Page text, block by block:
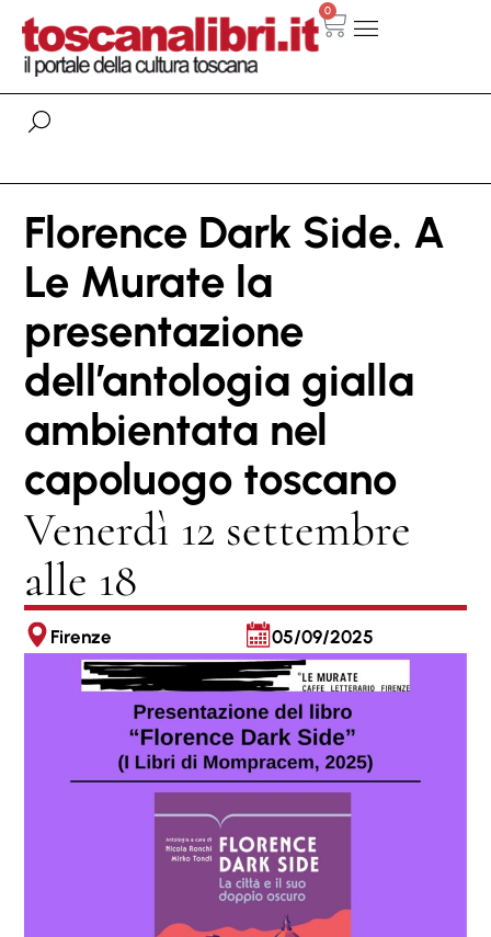
0
Florence Dark Side. A
Le Murate la
presentazione
dell’antologia gialla
ambientata nel
capoluogo toscano
Venerdì 12 settembre
alle 18
Firenze 05/09/2025